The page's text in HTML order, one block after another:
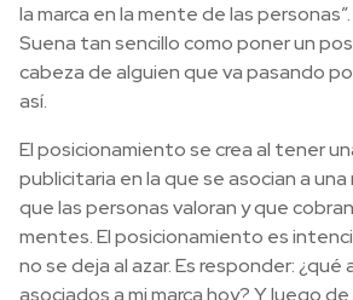
la marca en la mente de las
Suena tan sencillo como poner un
cabeza de alguien que va pasando
así.
El posicionamiento se crea al tener
publicitaria en la que se asocian a
que las personas valoran y que
mentes. El posicionamiento es
no se deja al azar. Es responder: